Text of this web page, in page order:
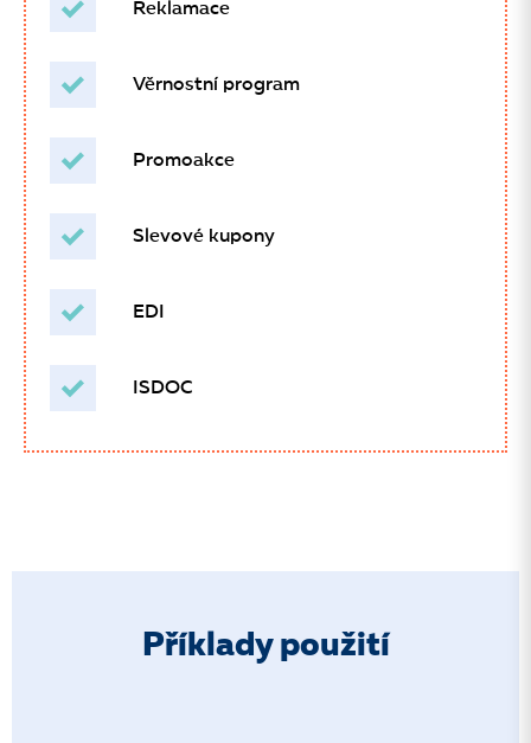
Reklamace
Věrnostní program
Promoakce
Slevové kupony
EDI
ISDOC
Příklady použití